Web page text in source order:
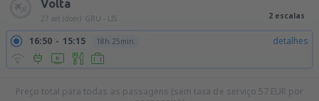
Volta
27 set (dom) GRU - LIS 2 escalas
16:50 15:15 18h 25min detalhes
Preço total para todas as passagens (sem taxa de serviço 57 EUR por